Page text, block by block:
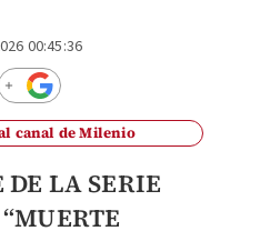
00:45:36
canal de Milenio
LA SERIE